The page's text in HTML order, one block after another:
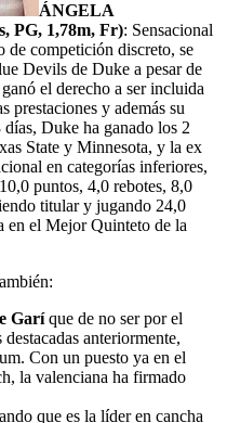
ÁNGELA
PG, 1,78m, Fr): Sensacional
de competición discreto, se
Devils de Duke a pesar de
el derecho a ser incluida
prestaciones y además su
Duke ha ganado los 2
State y Minnesota, y la ex
en categorías inferiores,
puntos, 4,0 rebotes, 8,0
titular y jugando 24,0
en el Mejor Quinteto de la
Garíque de no ser por el
anteriormente,
Con un puesto ya en el
la valenciana ha firmado
que es la líder en cancha